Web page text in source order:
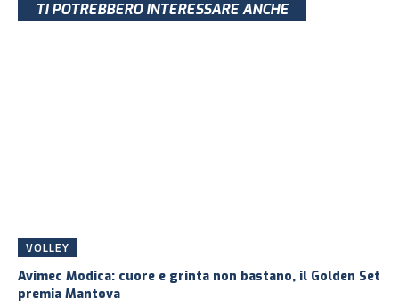
TI POTREBBERO INTERESSARE ANCHE
VOLLEY
Avimec Modica: cuore e grinta non bastano, il Golden Set
premia Mantova